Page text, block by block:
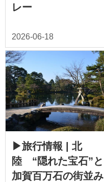
レー
▶旅行情報 | 北
陸 “隠れた宝石”と
加賀百万石の街並み